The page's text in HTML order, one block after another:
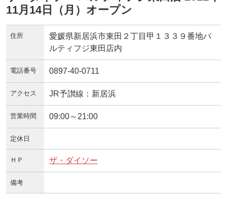
11月14日（月）オープン
住所
愛媛県新居浜市東田２丁目甲１３３９番地パ
ルティフジ東田店内
電話番号 0897-40-0711
アクセス JR予讃線：新居浜
営業時間 09:00～21:00
定休日
ＨＰ ザ・ダイソー
備考